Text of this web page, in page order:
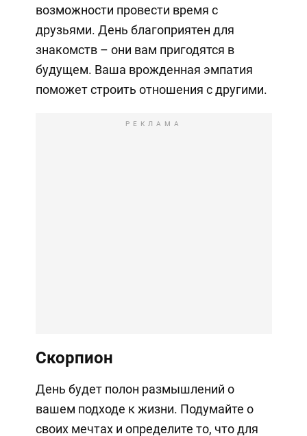
возможности провести время с
друзьями. День благоприятен для
знакомств – они вам пригодятся в
будущем. Ваша врожденная эмпатия
поможет строить отношения с другими.
РЕКЛАМА
Скорпион
День будет полон размышлений о
вашем подходе к жизни. Подумайте о
своих мечтах и определите то, что для